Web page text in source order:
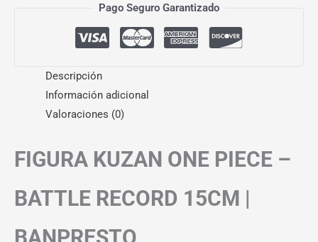
Pago Seguro Garantizado
Descripción
Información adicional
Valoraciones (0)
FIGURA KUZAN ONE PIECE –
BATTLE RECORD 15CM |